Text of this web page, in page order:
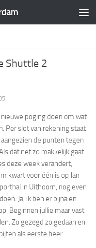
2 
poging doen om wat
Per slot van rekening staat
de punten tegen
dat net zo makkelijk gaat
deze week verandert,
kwart voor één is op Jan
in Uithoorn, nog even
Ja, ik ben er bijna en
Beginnen jullie maar vast
Zo gezegd zo gedaan en
als eerste heer.